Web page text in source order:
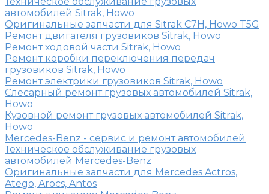
автомобилей Sitrak, Howo
Оригинальные запчасти для Sitrak C7H, Howo T5G
Ремонт двигателя грузовиков Sitrak, Howo
Ремонт ходовой части Sitrak, Howo
Ремонт коробки переключения передач
грузовиков Sitrak, Howo
Ремонт электрики грузовиков Sitrak, Howo
Слесарный ремонт грузовых автомобилей Sitrak,
Howo
Кузовной ремонт грузовых автомобилей Sitrak,
Howo
Mercedes-Benz - сервис и ремонт автомобилей
Техническое обслуживание грузовых
автомобилей Mercedes-Benz
Оригинальные запчасти для Mercedes Actros,
Atego, Arocs, Antos